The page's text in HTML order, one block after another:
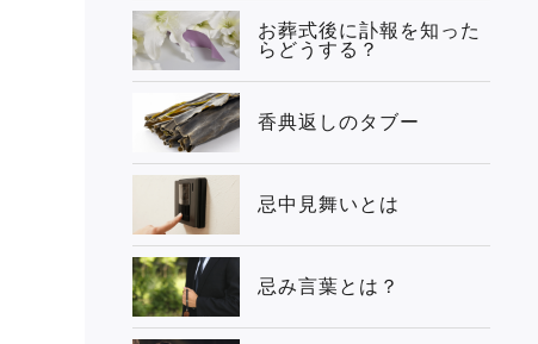
お葬式後に訃報を知った
らどうする？
香典返しのタブー
忌中見舞いとは
忌み言葉とは？